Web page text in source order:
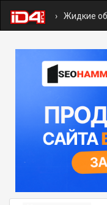
Жидкие